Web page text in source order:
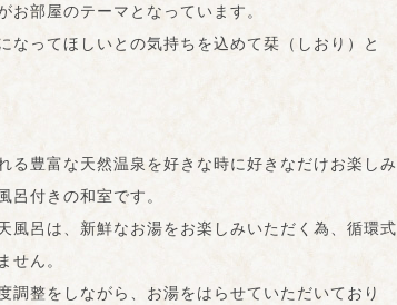
お部屋のテーマとなっています。
なってほしいとの気持ちを込めて栞（しおり）と
る豊富な天然温泉を好きな時に好きなだけお楽しみ
呂付きの和室です。
呂は、新鮮なお湯をお楽しみいただく為、循環式
ん。
整をしながら、お湯をはらせていただいており